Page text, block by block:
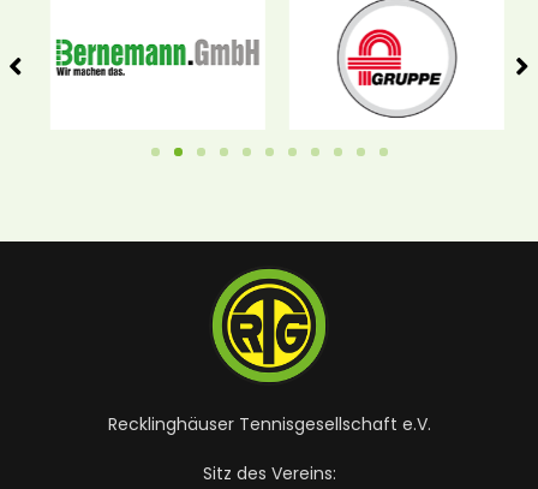
Recklinghäuser Tennisgesellschaft e.V.
Sitz des Vereins: